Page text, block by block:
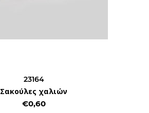
23164
Σακούλες χαλιών
€0,60